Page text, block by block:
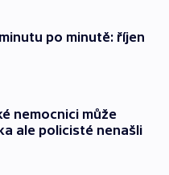
po minutě: říjen
nemocnici může
ale policisté nenašli